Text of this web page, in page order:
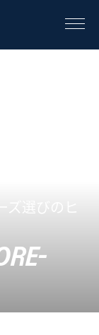
選びのヒ